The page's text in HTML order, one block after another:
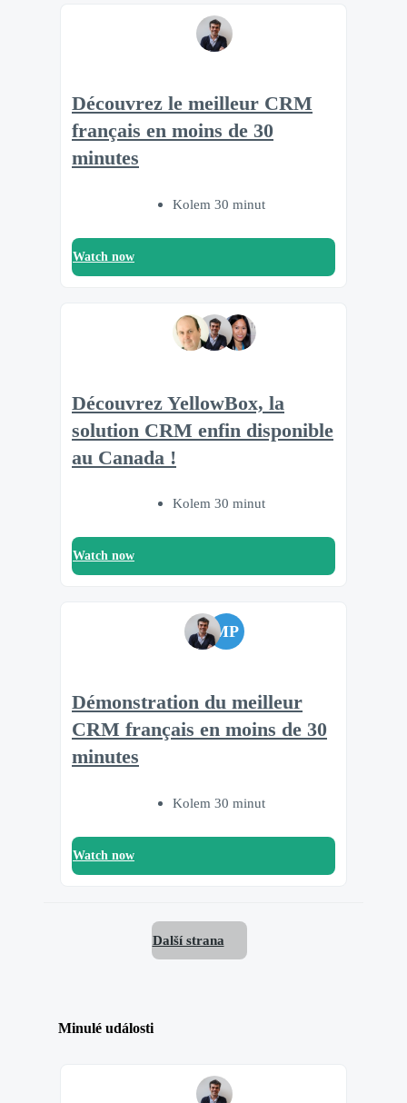
Découvrez le meilleur CRM
français en moins de 30
minutes
Kolem 30 minut
Watch now
Découvrez YellowBox, la
solution CRM enfin disponible
au Canada !
Kolem 30 minut
Watch now
MP
Démonstration du meilleur
CRM français en moins de 30
minutes
Kolem 30 minut
Watch now
Další strana
Minulé události